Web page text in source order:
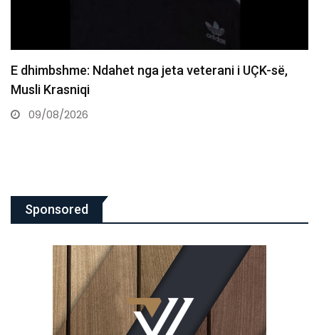
Aksidenti me fatalitet në Prishtinë, ky është
që humbi…
09/08/2026
Sponsored